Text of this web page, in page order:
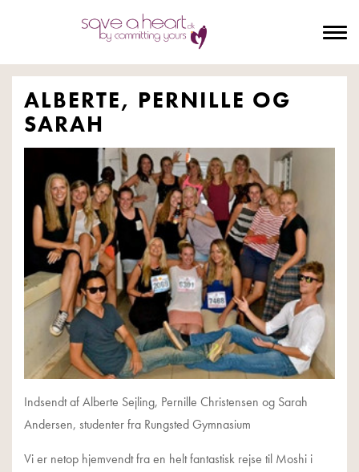
ALBERTE, PERNILLE OG
SARAH
Indsendt af Alberte Sejling, Pernille Christensen og Sarah
Andersen, studenter fra Rungsted Gymnasium
Vi er netop hjemvendt fra en helt fantastisk rejse til Moshi i